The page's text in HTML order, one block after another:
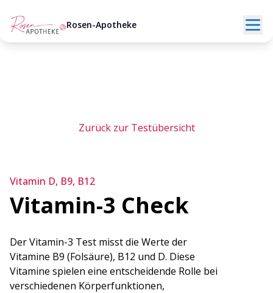
Rosen-Apotheke
Zurück zur Testübersicht
Vitamin D, B9, B12
Vitamin-3 Check
Der Vitamin-3 Test misst die Werte der
Vitamine B9 (Folsäure), B12 und D. Diese
Vitamine spielen eine entscheidende Rolle bei
verschiedenen Körperfunktionen,